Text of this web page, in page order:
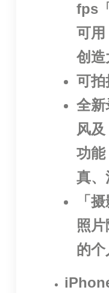
fps
可用
创造
可拍
全新
风
功能
真、
「
照
的